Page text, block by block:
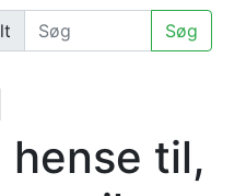
Søg
til,